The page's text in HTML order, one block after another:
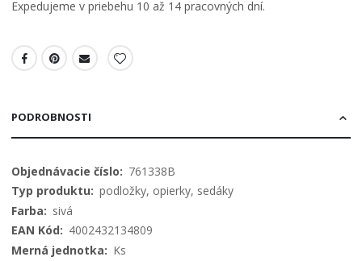
Expedujeme v priebehu 10 až 14 pracovných dní.
PODROBNOSTI
Viac
informácií
761338B
podložky, opierky, sedáky
sivá
4002432134809
Ks